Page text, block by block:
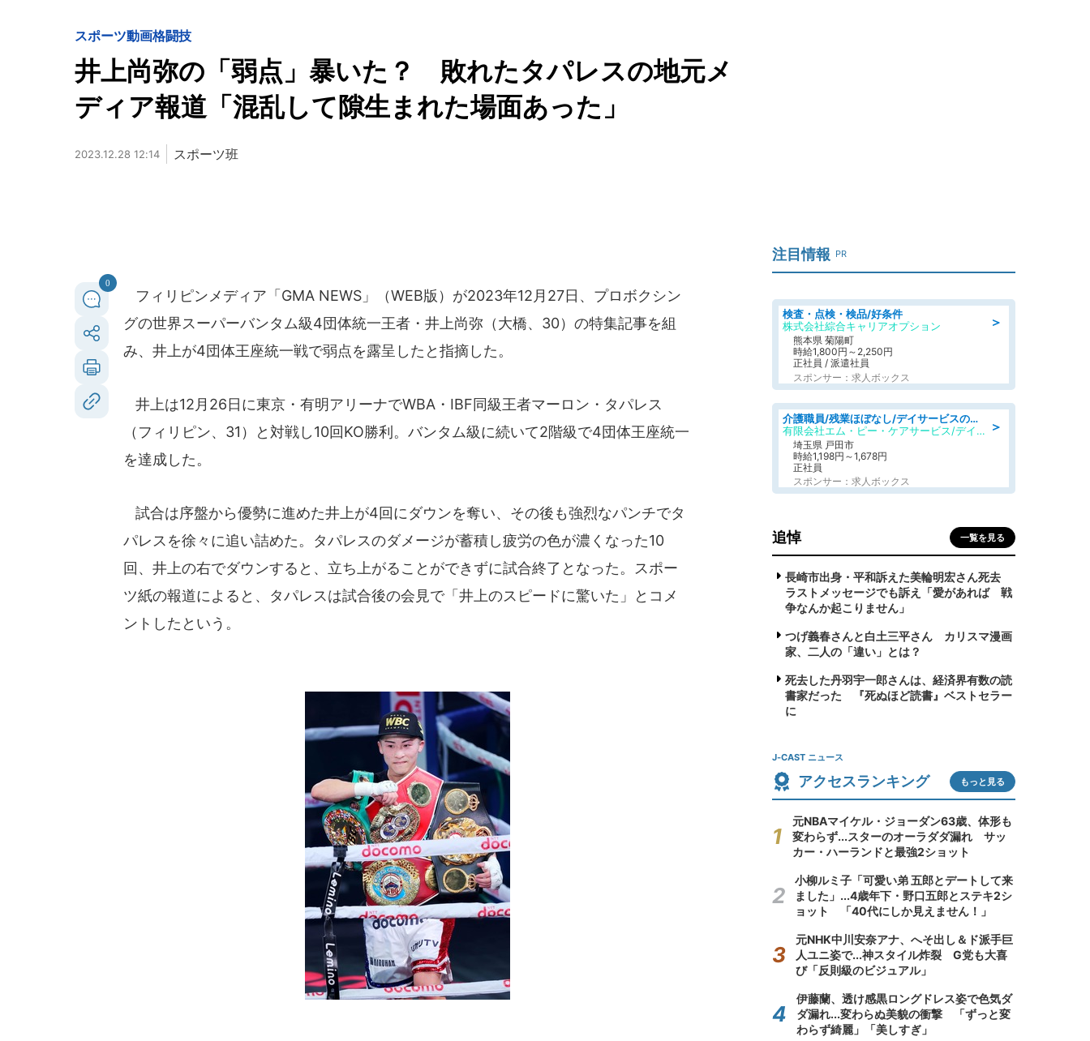
スポーツ動画格闘技
井上尚弥の「弱点」暴いた？ 敗れたタパレスの地元メ
ディア報道「混乱して隙生まれた場面あった」
2023.12.28 12:14 スポーツ班
0
フィリピンメディア「GMA NEWS」（WEB版）が2023年12月27日、プロボクシン
グの世界スーパーバンタム級4団体統一王者・井上尚弥（大橋、30）の特集記事を組
み、井上が4団体王座統一戦で弱点を露呈したと指摘した。
井上は12月26日に東京・有明アリーナでWBA・IBF同級王者マーロン・タパレス
（フィリピン、31）と対戦し10回KO勝利。バンタム級に続いて2階級で4団体王座統一
を達成した。
試合は序盤から優勢に進めた井上が4回にダウンを奪い、その後も強烈なパンチでタ
パレスを徐々に追い詰めた。タパレスのダメージが蓄積し疲労の色が濃くなった10
回、井上の右でダウンすると、立ち上がることができずに試合終了となった。スポー
ツ紙の報道によると、タパレスは試合後の会見で「井上のスピードに驚いた」とコメ
ントしたという。
注目情報 PR
＞
検査・点検・検品/好条件
株式会社綜合キャリアオプション
熊本県 菊陽町
時給1,800円～2,250円
正社員 / 派遣社員
スポンサー：求人ボックス
＞
介護職員/残業ほぼなし/デイサービスの介護士/日勤のみ
有限会社エム・ピー・ケアサービス/デイサービスセンター もみじ
埼玉県 戸田市
時給1,198円～1,678円
正社員
スポンサー：求人ボックス
追悼 一覧を見る
長崎市出身・平和訴えた美輪明宏さん死去
ラストメッセージでも訴え「愛があれば 戦
争なんか起こりません」
つげ義春さんと白土三平さん カリスマ漫画
家、二人の「違い」とは？
死去した丹羽宇一郎さんは、経済界有数の読
書家だった 『死ぬほど読書』ベストセラー
に
J-CAST ニュース
アクセスランキング もっと見る
元NBAマイケル・ジョーダン63歳、体形も
変わらず...スターのオーラダダ漏れ サッ
カー・ハーランドと最強2ショット
小柳ルミ子「可愛い弟 五郎とデートして来
ました」...4歳年下・野口五郎とステキ2シ
ョット 「40代にしか見えません！」
元NHK中川安奈アナ、へそ出し＆ド派手巨
人ユニ姿で...神スタイル炸裂 G党も大喜
び「反則級のビジュアル」
伊藤蘭、透け感黒ロングドレス姿で色気ダ
ダ漏れ...変わらぬ美貌の衝撃 「ずっと変
わらず綺麗」「美しすぎ」